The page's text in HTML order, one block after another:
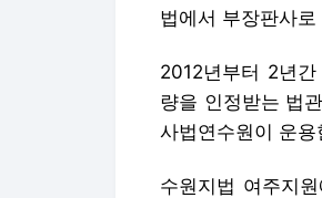
법에서 부장판사로
2012년부터 2년
량을 인정받는 법
사법연수원이 운
수원지법 여주지